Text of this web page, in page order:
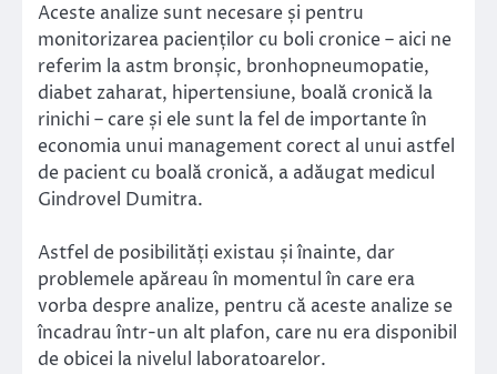
Aceste analize sunt necesare și pentru
monitorizarea pacienților cu boli cronice – aici ne
referim la astm bronșic, bronhopneumopatie,
diabet zaharat, hipertensiune, boală cronică la
rinichi – care și ele sunt la fel de importante în
economia unui management corect al unui astfel
de pacient cu boală cronică, a adăugat medicul
Gindrovel Dumitra.
Astfel de posibilități existau și înainte, dar
problemele apăreau în momentul în care era
vorba despre analize, pentru că aceste analize se
încadrau într-un alt plafon, care nu era disponibil
de obicei la nivelul laboratoarelor.